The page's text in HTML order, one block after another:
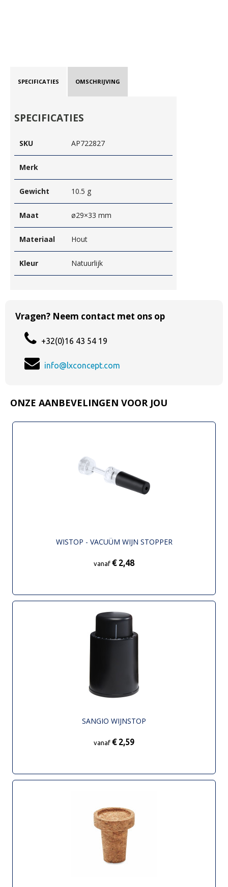
SPECIFICATIES OMSCHRIJVING
SPECIFICATIES
SKU AP722827
Merk
Gewicht 10.5 g
Maat ø29×33 mm
Materiaal Hout
Kleur Natuurlijk
Vragen? Neem contact met ons op
+32(0)16 43 54 19
info@lxconcept.com
ONZE AANBEVELINGEN VOOR JOU
WISTOP - VACUÜM WIJN STOPPER
vanaf € 2,48
SANGIO WIJNSTOP
vanaf € 2,59